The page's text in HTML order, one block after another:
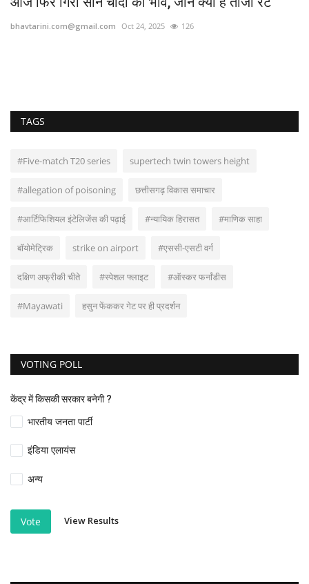
bhavtarini.com@gmail.com Oct 24, 2025 126
TAGS
#Five-match T20 series supertech twin towers height
#allegation of poisoning छत्तीसगढ़ विकास समाचार
#आर्टिफिशियल इंटेलिजेंस की पढ़ाई #न्यायिक हिरासत #माणिक साहा
बॉयोमेट्रिक strike on airport #एससी-एसटी वर्ग
दक्षिण अफ्रीकी चीते #स्पेशल फ्लाइट #ऑस्कर फर्नांडीस
#Mayawati हसुन फेंककर गेट पर ही प्रदर्शन
VOTING POLL
केंद्र में किसकी सरकार बनेगी ?
भारतीय जनता पार्टी
इंडिया एलायंस
अन्य
Vote View Results